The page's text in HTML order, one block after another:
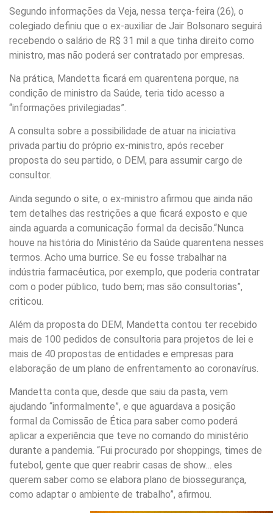
Segundo informações da Veja, nessa terça-feira (26), o
colegiado definiu que o ex-auxiliar de Jair Bolsonaro seguirá
recebendo o salário de R$ 31 mil a que tinha direito como
ministro, mas não poderá ser contratado por empresas.
Na prática, Mandetta ficará em quarentena porque, na
condição de ministro da Saúde, teria tido acesso a
“informações privilegiadas”.
A consulta sobre a possibilidade de atuar na iniciativa
privada partiu do próprio ex-ministro, após receber
proposta do seu partido, o DEM, para assumir cargo de
consultor.
Ainda segundo o site, o ex-ministro afirmou que ainda não
tem detalhes das restrições a que ficará exposto e que
ainda aguarda a comunicação formal da decisão.“Nunca
houve na história do Ministério da Saúde quarentena nesses
termos. Acho uma burrice. Se eu fosse trabalhar na
indústria farmacêutica, por exemplo, que poderia contratar
com o poder público, tudo bem; mas são consultorias”,
criticou.
Além da proposta do DEM, Mandetta contou ter recebido
mais de 100 pedidos de consultoria para projetos de lei e
mais de 40 propostas de entidades e empresas para
elaboração de um plano de enfrentamento ao coronavírus.
Mandetta conta que, desde que saiu da pasta, vem
ajudando “informalmente”, e que aguardava a posição
formal da Comissão de Ética para saber como poderá
aplicar a experiência que teve no comando do ministério
durante a pandemia. “Fui procurado por shoppings, times de
futebol, gente que quer reabrir casas de show… eles
querem saber como se elabora plano de biossegurança,
como adaptar o ambiente de trabalho”, afirmou.